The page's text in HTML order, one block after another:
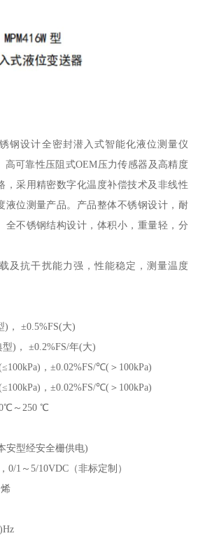
钢设计全密封潜入式智能化液位测量仪
高可靠性压阻式OEM压力传感器及高精度
，采用精密数字化温度补偿技术及非线性
液位测量产品。产品整体不锈钢设计，耐
全不锈钢结构设计，体积小，重量轻，分
及抗干扰能力强，性能稳定，测量温度
)， ±0.5%FS(大)
)， ±0.2%FS/年(大)
，±0.02%FS/℃(＞100kPa)
，±0.02%FS/℃(＞100kPa)
～85℃， 0℃～250 ℃
安型经安全栅供电)
0/1～5/10VDC（非标定制）